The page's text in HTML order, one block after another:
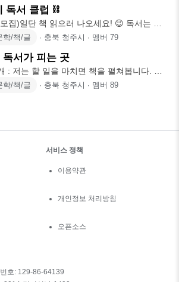
독서 클럽 ⛓️
)일단 책 읽으러 나오세요! 😉 독서는 해
같고,
학/책/글 ∙ 충북 청주시 ∙ 멤버 79
독서가 피는 곳
: 저는 할 일을 마치면 책을 펼쳐봅니다. 좋
선정하
학/책/글 ∙ 충북 청주시 ∙ 멤버 89
서비스 정책
이용약관
개인정보 처리방침
오픈소스
호: 129-86-64139